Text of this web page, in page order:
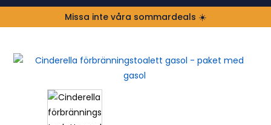
Missa inte våra sommardeals ☀️